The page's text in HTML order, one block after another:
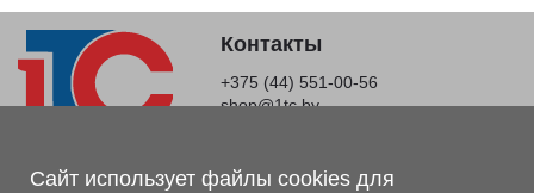
Контакты
+375 (44) 551-00-56
shop@1tc.by
Магазин, склад
Сайт использует файлы cookies для